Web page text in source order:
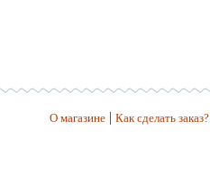
О магазине Как сделать заказ?